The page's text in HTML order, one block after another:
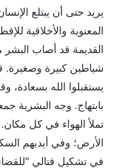
يريد حتى أن يبتلع
المعنوية والأخلاقية
القديمة قد أصاب
شياطين كبيرة
يستقبلوا الله
بابتهاج. وجه البشرية
تملأ الهواء في كل
الأرض؛ وفي أيديهم
في تشكيلٍ قتالي